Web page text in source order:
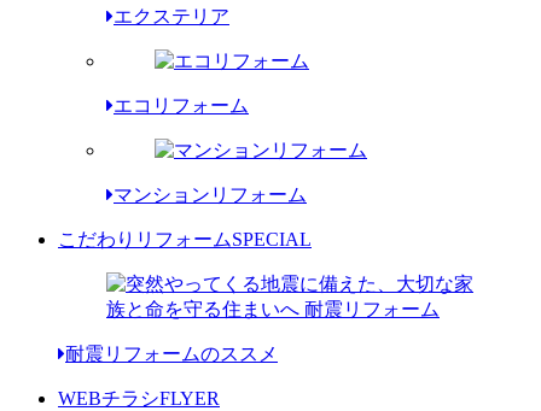
エクステリア
エコリフォーム
マンションリフォーム
こだわりリフォームSPECIAL
耐震リフォームのススメ
WEBチラシFLYER